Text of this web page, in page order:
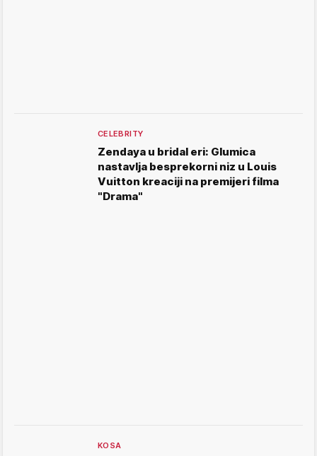
CELEBRITY
Zendaya u bridal eri: Glumica
nastavlja besprekorni niz u Louis
Vuitton kreaciji na premijeri filma
"Drama"
KOSA